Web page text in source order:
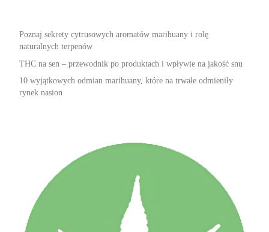
Poznaj sekrety cytrusowych aromatów marihuany i rolę
naturalnych terpenów
THC na sen – przewodnik po produktach i wpływie na jakość snu
10 wyjątkowych odmian marihuany, które na trwałe odmieniły
rynek nasion